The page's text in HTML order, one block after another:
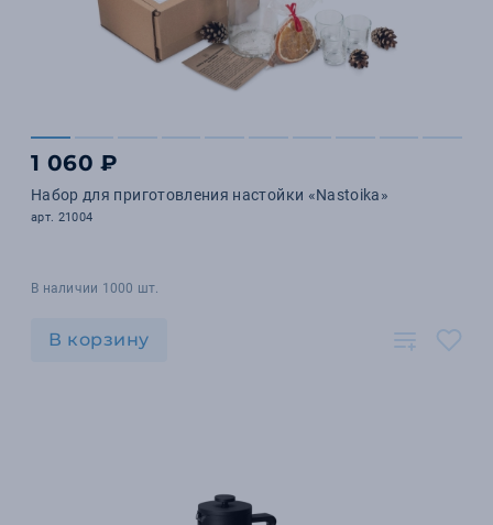
1 060 ₽
Набор для приготовления настойки «Nastoika»
арт. 21004
В наличии 1000 шт.
В корзину